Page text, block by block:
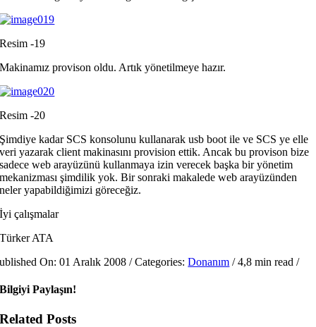
Resim -19
Makinamız provison oldu. Artık yönetilmeye hazır.
Resim -20
Şimdiye kadar SCS konsolunu kullanarak usb boot ile ve SCS ye elle
veri yazarak client makinasını provision ettik. Ancak bu provison bize
sadece web arayüzünü kullanmaya izin verecek başka bir yönetim
mekanizması şimdilik yok. Bir sonraki makalede web arayüzünden
neler yapabildiğimizi göreceğiz.
İyi çalışmalar
Türker ATA
On: 01 Aralık 2008 /Categories:Donanım /4,8 min read /
Bilgiyi Paylaşın!
Related Posts